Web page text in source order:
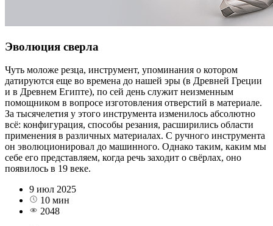
Эволюция сверла
Чуть моложе резца, инструмент, упоминания о котором
датируются еще во времена до нашей эры (в Древней Греции
и в Древнем Египте), по сей день служит неизменным
помощником в вопросе изготовления отверстий в материале.
За тысячелетия у этого инструмента изменилось абсолютно
всё: конфигурация, способы резания, расширились области
применения в различных материалах. С ручного инструмента
он эволюционировал до машинного. Однако таким, каким мы
себе его представляем, когда речь заходит о свёрлах, оно
появилось в 19 веке.
9 июл 2025
10 мин
2048